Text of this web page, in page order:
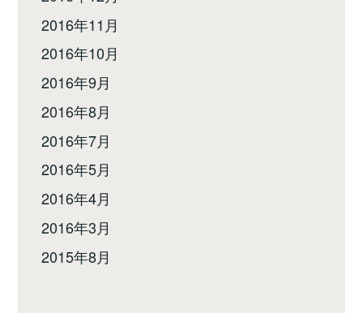
2016年11月
2016年10月
2016年9月
2016年8月
2016年7月
2016年5月
2016年4月
2016年3月
2015年8月